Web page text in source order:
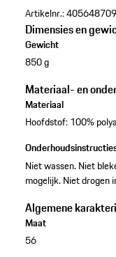
Artikelnr.:
Dimensies en
Gewicht
850 g
Materiaal- en
Materiaal
Hoofdstof: 100%
Niet wassen. Niet
mogelijk. Niet drogen
Algemene
Maat
56